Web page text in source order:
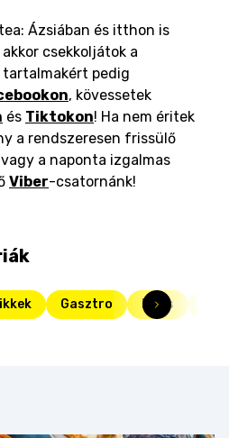
Ázsiában és itthon is
csekkoljátok a
tartalmakért pedig
, kövessetek
és Tiktokon! Ha nem éritek
a rendszeresen frissülő
a naponta izgalmas
Viber-csatornánk!
Gasztro Friss